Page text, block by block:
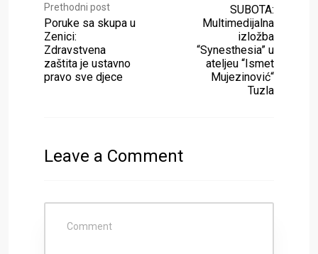
Prethodni post
Poruke sa skupa u
Zenici:
Zdravstvena
zaštita je ustavno
pravo sve djece
SUBOTA:
Multimedijalna
izložba
“Synesthesia” u
ateljeu “Ismet
Mujezinović“
Tuzla
Leave a Comment